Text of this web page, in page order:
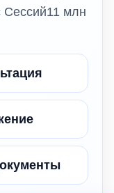
Сессий11 млн